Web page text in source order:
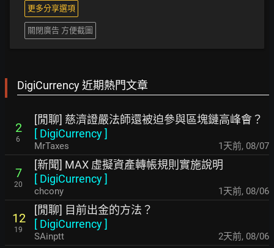
更多分享選項
關閉廣告 方便截圖
DigiCurrency 近期熱門文章
2
6
[閒聊] 慈濟證嚴法師還被迫參與區塊鏈高峰會？
[ DigiCurrency]
MrTaxes 1天前, 08/07
7
20
[新聞] MAX 虛擬資產轉帳規則實施說明
[ DigiCurrency]
chcony 1天前, 08/06
12
19
[閒聊] 目前出金的方法？
[ DigiCurrency]
SAinptt 2天前, 08/06